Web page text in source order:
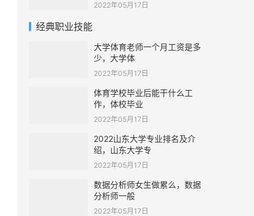
2022年05月17日
经典职业技能
大学体育老师一个月工资是多
少，大学体
2022年05月17日
体育学校毕业后能干什么工
作，体校毕业
2022年05月17日
2022山东大学专业排名及介
绍，山东大学专
2022年05月17日
数据分析师女生做累么，数据
分析师一般
2022年05月17日